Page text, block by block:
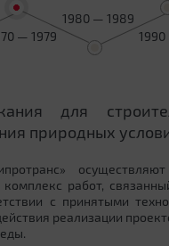
— 1979
1980 — 1989
для
природных
работ,
с принятыми
реализации